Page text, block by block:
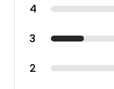
4
3
2